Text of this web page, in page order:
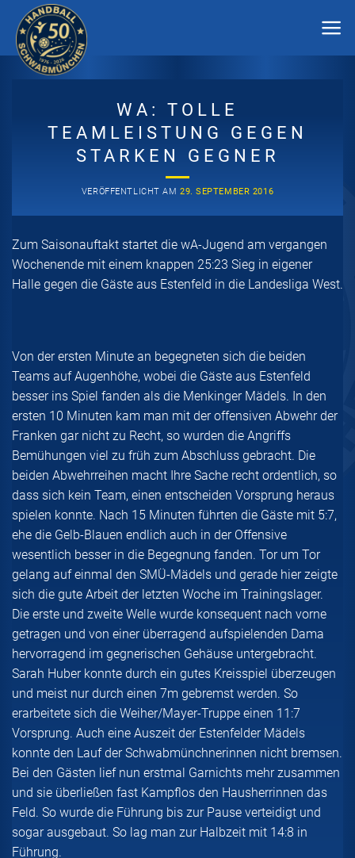
Inhalt
springen
WA: TOLLE
TEAMLEISTUNG GEGEN
STARKEN GEGNER
VERÖFFENTLICHT AM 29. SEPTEMBER 2016
Zum Saisonauftakt startet die wA-Jugend am vergangen
Wochenende mit einem knappen 25:23 Sieg in eigener
Halle gegen die Gäste aus Estenfeld in die Landesliga West.
Von der ersten Minute an begegneten sich die beiden
Teams auf Augenhöhe, wobei die Gäste aus Estenfeld
besser ins Spiel fanden als die Menkinger Mädels. In den
ersten 10 Minuten kam man mit der offensiven Abwehr der
Franken gar nicht zu Recht, so wurden die Angriffs
Bemühungen viel zu früh zum Abschluss gebracht. Die
beiden Abwehrreihen macht Ihre Sache recht ordentlich, so
dass sich kein Team, einen entscheiden Vorsprung heraus
spielen konnte. Nach 15 Minuten führten die Gäste mit 5:7,
ehe die Gelb-Blauen endlich auch in der Offensive
wesentlich besser in die Begegnung fanden. Tor um Tor
gelang auf einmal den SMÜ-Mädels und gerade hier zeigte
sich die gute Arbeit der letzten Woche im Trainingslager.
Die erste und zweite Welle wurde konsequent nach vorne
getragen und von einer überragend aufspielenden Dama
hervorragend im gegnerischen Gehäuse untergebracht.
Sarah Huber konnte durch ein gutes Kreisspiel überzeugen
und meist nur durch einen 7m gebremst werden. So
erarbeitete sich die Weiher/Mayer-Truppe einen 11:7
Vorsprung. Auch eine Auszeit der Estenfelder Mädels
konnte den Lauf der Schwabmünchnerinnen nicht bremsen.
Bei den Gästen lief nun erstmal Garnichts mehr zusammen
und sie überließen fast Kampflos den Hausherrinnen das
Feld. So wurde die Führung bis zur Pause verteidigt und
sogar ausgebaut. So lag man zur Halbzeit mit 14:8 in
Führung.